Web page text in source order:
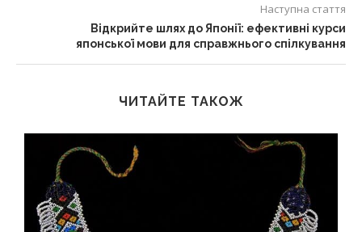
Наступна стаття
Відкрийте шлях до Японії: ефективні курси
японської мови для справжнього спілкування
ЧИТАЙТЕ ТАКОЖ